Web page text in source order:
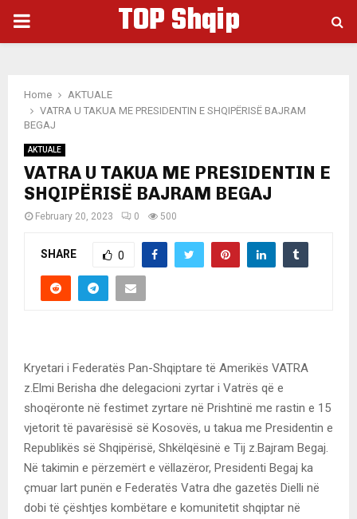
PRIMARY
TOP Shqip
Home
AKTUALE
VATRA U TAKUA ME PRESIDENTIN E SHQIPËRISË BAJRAM
BEGAJ
AKTUALE
VATRA U TAKUA ME PRESIDENTIN E
SHQIPËRISË BAJRAM BEGAJ
February 20, 2023 0 500
SHARE 0
Kryetari i Federatës Pan-Shqiptare të Amerikës VATRA
z.Elmi Berisha dhe delegacioni zyrtar i Vatrës që e
shoqëronte në festimet zyrtare në Prishtinë me rastin e 15
vjetorit të pavarësisë së Kosovës, u takua me Presidentin e
Republikës së Shqipërisë, Shkëlqësinë e Tij z.Bajram Begaj.
Në takimin e përzemërt e vëllazëror, Presidenti Begaj ka
çmuar lart punën e Federatës Vatra dhe gazetës Dielli në
dobi të çështjes kombëtare e komunitetit shqiptar në